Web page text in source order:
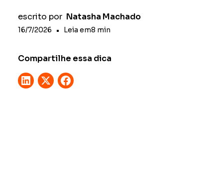
escrito por Natasha Machado
16/7/2026 • Leia em8 min
Compartilhe essa dica